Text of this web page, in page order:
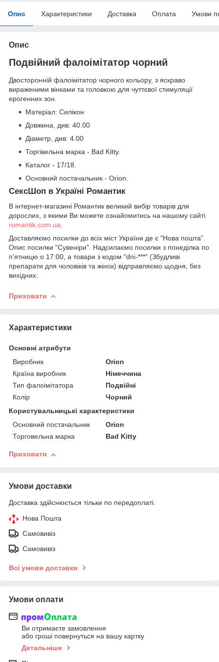
Опис Характеристики Доставка Оплата Умови
Опис
Подвійний фалоімітатор чорний
Двосторонній фалоімітатор чорного кольору, з яскраво
вираженими вінками та головкою для чуттєвої стимуляції
ерогенних зон.
Матеріал: Силікон
Довжина, див: 40.00
Діаметр, див: 4.00
Торгівельна марка - Bad Kitty.
Каталог - 17/18.
Основний постачальник - Orion.
СексШоп в Україні Романтик
В інтернет-магазині Романтик великий вибір товарів для
дорослих, з якими Ви можете ознайомитись на нашому сайті
romantik.com.ua
Доставляємо посилки до всіх міст України де є "Нова пошта".
Опис посилки "Сувеніри". Надсилаємо посилки з понеділка по
п'ятницю о 17:00, а товари з кодом "dni-***" (Збудливі
препарати для чоловіків та жінок) відправляємо щодня, без
вихідних.
Приховати
Характеристики
Основні атрибути
Виробник
Orion
Країна виробник
Німеччина
Тип фалоімітатора
Подвійні
Колір
Чорний
Користувальницькі характеристики
Основний постачальник
Orion
Торговельна марка
Bad Kitty
Приховати
Умови доставки
Доставка здійснюється тільки по передоплаті.
Нова Пошта
Самовивіз
Самовивіз
Всі умови доставки
Умови оплати
Ви отримаєте замовлення
або гроші повернуться на вашу картку
Детальніше